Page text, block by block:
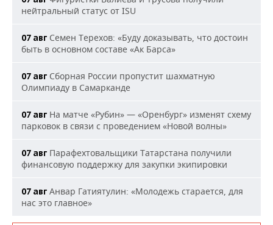
нейтральный статус от ISU
07 авг Семен Терехов: «Буду доказывать, что достоин
быть в основном составе «Ак Барса»
07 авг Сборная России пропустит шахматную
Олимпиаду в Самарканде
07 авг На матче «Рубин» — «Оренбург» изменят схему
парковок в связи с проведением «Новой волны»
07 авг Парафехтовальщики Татарстана получили
финансовую поддержку для закупки экипировки
07 авг Анвар Гатиятулин: «Молодежь старается, для
нас это главное»